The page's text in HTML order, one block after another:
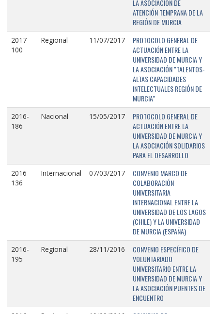
LA ASOCIACIÓN DE
ATENCIÓN TEMPRANA DE LA
REGIÓN DE MURCIA
2017-
100
Regional 11/07/2017
PROTOCOLO GENERAL DE
ACTUACIÓN ENTRE LA
UNIVERSIDAD DE MURCIA Y
LA ASOCIACIÓN "TALENTOS-
ALTAS CAPACIDADES
INTELECTUALES REGIÓN DE
MURCIA"
2016-
186
Nacional 15/05/2017
PROTOCOLO GENERAL DE
ACTUACIÓN ENTRE LA
UNIVERSIDAD DE MURCIA Y
LA ASOCIACIÓN SOLIDARIOS
PARA EL DESARROLLO
2016-
136
Internacional 07/03/2017
CONVENIO MARCO DE
COLABORACIÓN
UNIVERSITARIA
INTERNACIONAL ENTRE LA
UNIVERSIDAD DE LOS LAGOS
(CHILE) Y LA UNIVERSIDAD
DE MURCIA (ESPAÑA)
2016-
195
Regional 28/11/2016
CONVENIO ESPECÍFICO DE
VOLUNTARIADO
UNIVERSITARIO ENTRE LA
UNIVERSIDAD DE MURCIA Y
LA ASOCIACIÓN PUENTES DE
ENCUENTRO